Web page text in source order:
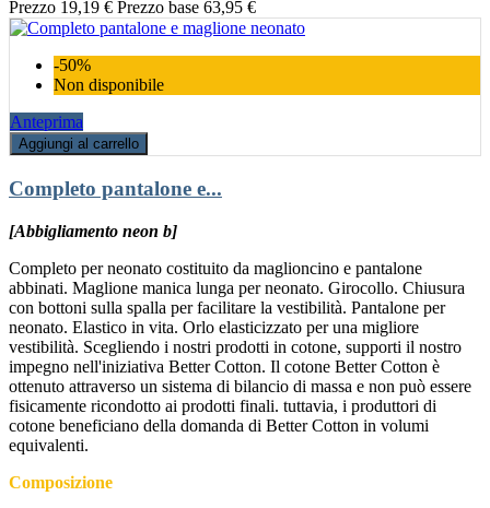
Prezzo 19,19 € Prezzo base 63,95 €
-50%
Non disponibile
Anteprima
Aggiungi al carrello
Completo pantalone e...
[Abbigliamento neon b]
Completo per neonato costituito da maglioncino e pantalone
abbinati. Maglione manica lunga per neonato. Girocollo. Chiusura
con bottoni sulla spalla per facilitare la vestibilità. Pantalone per
neonato. Elastico in vita. Orlo elasticizzato per una migliore
vestibilità. Scegliendo i nostri prodotti in cotone, supporti il nostro
impegno nell'iniziativa Better Cotton. Il cotone Better Cotton è
ottenuto attraverso un sistema di bilancio di massa e non può essere
fisicamente ricondotto ai prodotti finali. tuttavia, i produttori di
cotone beneficiano della domanda di Better Cotton in volumi
equivalenti.
Composizione